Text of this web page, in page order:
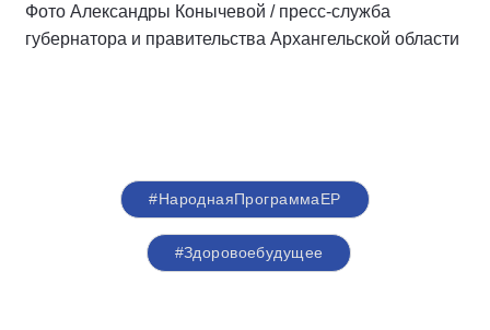
Фото Александры Конычевой / пресс-служба
губернатора и правительства Архангельской области
#НароднаяПрограммаЕР
#Здоровоебудущее